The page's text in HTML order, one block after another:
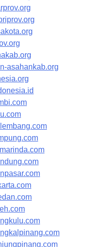
asahankab.org